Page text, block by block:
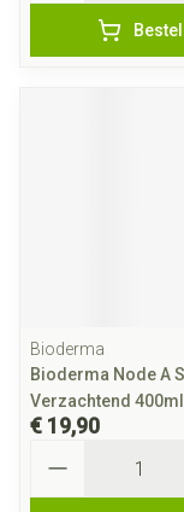
Bestel
Bioderma
Bioderma Node A
Verzachtend 400ml
€ 19,90